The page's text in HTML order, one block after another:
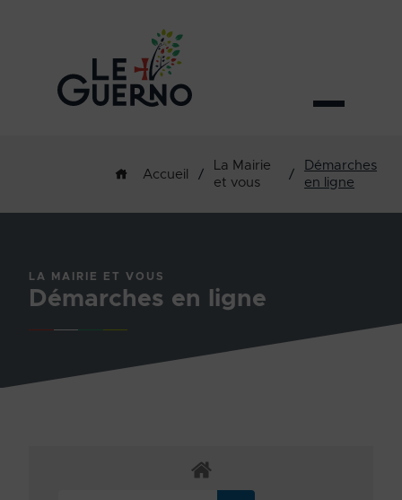
Accueil /
La Mairie
et vous
/
Démarches
en ligne
LA MAIRIE ET VOUS
Démarches en ligne